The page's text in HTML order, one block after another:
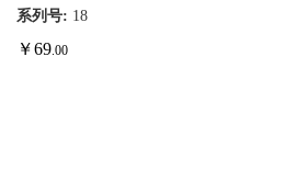
系列号: 18
￥69.00